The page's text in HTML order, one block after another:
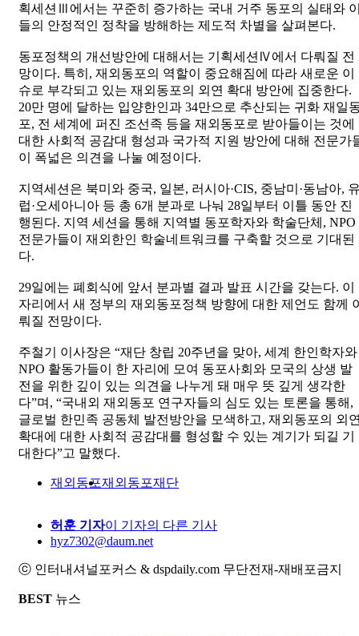
획세션Ⅲ에서는 꾸준히 증가하는 국내 거주 동포의 실태와
들의 안정적인 정착을 방해하는 제도적 차별을 살펴본다.
동포정책의 개선방안에 대해서는 기획세션Ⅳ에서 다뤄질 전
망이다. 특히, 재외동포의 역할이 중요해짐에 따라 새로운 이
슈로 부각되고 있는 재외동포의 외연 확대 방안에 집중한다.
20만 명에 달하는 입양한인과 34만으로 추산되는 귀화 재일
포, 전 세계에 퍼진 조선족 등을 재외동포로 받아들이는 것에
대한 사회적 공감대 형성과 국가적 지원 방안에 대해 전문가
이 폭넓은 의견을 나눌 예정이다.
지역세션은 북미와 중국, 일본, 러시아·CIS, 중남미·동남아,
럽·오세아니아 등 총 6개 분과로 나눠 28일부터 이틀 동안 진
행된다. 지역 세션을 통해 지역별 동포학자와 학술단체, NPO
전문가들이 재외한인 학술네트워크를 구축할 것으로 기대된
다.
29일에는 폐회식에 앞서 분과별 결과 발표 시간을 갖는다. 이
자리에서 새 정부의 재외동포정책 방향에 대한 제언도 함께
뤄질 전망이다.
주철기 이사장은 “재단 창립 20주년을 맞아, 세계 한인학자와
NPO 활동가들이 한 자리에 모여 동포사회와 모국의 상생 발
전을 위한 깊이 있는 의견을 나누게 돼 매우 뜻 깊게 생각한
다”며, “국내외 재외동포 연구자들의 심도 있는 토론을 통해,
글로벌 한민족 공동체 발전방안을 모색하고, 재외동포의 외
확대에 대한 사회적 공감대를 형성할 수 있는 계기가 되길 기
대한다”고 말했다.
재외동포재외동포재단
허훈 기자이 기자의 다른 기사
hyz7302@daum.net
ⓒ 인터내셔널포커스 & dspdaily.com 무단전재-재배포금지
BEST 뉴스